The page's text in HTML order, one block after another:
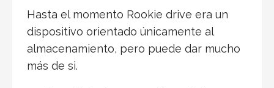
Hasta el momento Rookie drive era un
dispositivo orientado únicamente al
almacenamiento, pero puede dar mucho
más de si.